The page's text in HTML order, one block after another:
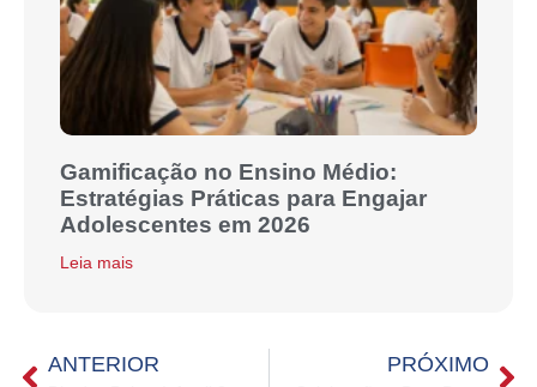
Gamificação no Ensino Médio:
Estratégias Práticas para Engajar
Adolescentes em 2026
Leia mais
ANTERIOR PRÓXIMO